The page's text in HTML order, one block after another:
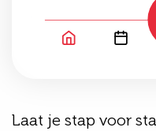
Laat je stap voor